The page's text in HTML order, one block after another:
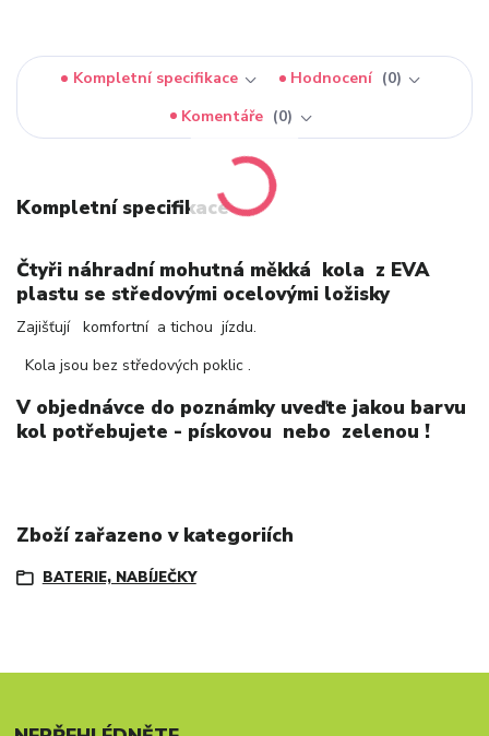
Kompletní specifikace Hodnocení
0
Komentáře
0
Kompletní specifikace
Čtyři náhradní mohutná měkká kola z EVA
plastu se středovými ocelovými ložisky
Zajišťují komfortní a tichou jízdu.
Kola jsou bez středových poklic .
V objednávce do poznámky uveďte jakou barvu
kol potřebujete - pískovou nebo zelenou !
Zboží zařazeno v kategoriích
BATERIE, NABÍJEČKY